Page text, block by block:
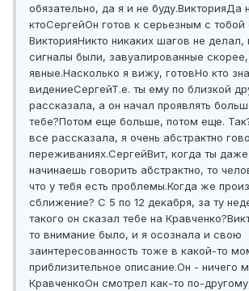
обязательно, да я и не буду.ВикторияДа
ктоСергейОн готов к серьезным с тобой
ВикторияНикто никаких шагов не делал,
сигналы были, завуалированные
явные.Насколько я вижу, готовНо кто
видениеСергейТ.е. ты ему по близкой
рассказала, а он начал проявлять
тебе?Потом еще больше, потом еще.
все рассказала, я очень абстрактно
переживаниях.СергейВит, когда ты
начинаешь говорить абстрактно, то
что у тебя есть проблемы.Когда же
сближение? С 5 по 12 декабря, за ту
такого он сказал тебе на Кравченко?
то внимание было, и я осознала и свою
заинтересованность тоже в какой-то
приблизительное описание.Он - ничего
КравченкоОн смотрел как-то по-